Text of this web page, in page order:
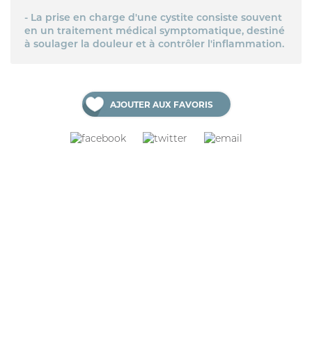
- La prise en charge d'une cystite consiste souvent
en un traitement médical symptomatique, destiné
à soulager la douleur et à contrôler l'inflammation.
AJOUTER AUX FAVORIS